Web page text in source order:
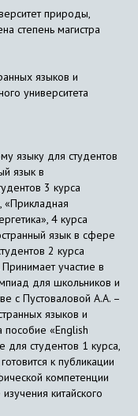
природы,
степень магистра
языков и
университета
языку для студентов
язык в
3 курса
«Прикладная
4 курса
язык в сфере
2 курса
участие в
для школьников и
с Пустоваловой А.А. –
языков и
пособие «English
студентов 1 курса,
к публикации
компетенции
китайского